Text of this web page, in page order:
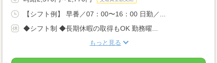
【シフト例】 早番／07：00〜16：00 日勤／...
◆シフト制 ◆長期休暇の取得もOK 勤務曜...
もっと見る